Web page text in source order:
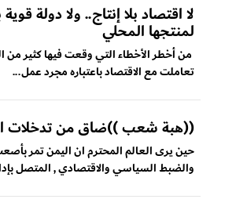
لا اقتصاد بلا إنتاج.. ولا دولة
لمنتجها المحلي
من أخطر الأخطاء التي وقعت فيها كثير من
تعاملت مع الاقتصاد باعتباره مجرد عمل...
((هبة شعب ))ضاق من تدخلات
حين يرى العالم المحترم ان اليمن تمر
والضبط السياسي والاقتصادي , المتصل